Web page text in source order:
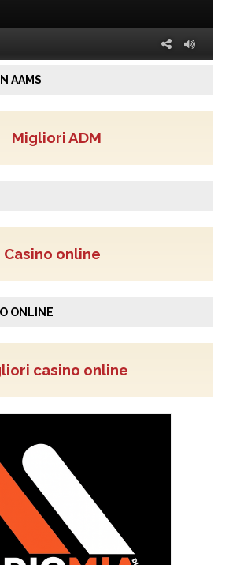
AAMS
Migliori ADM
Casino online
ONLINE
casino online